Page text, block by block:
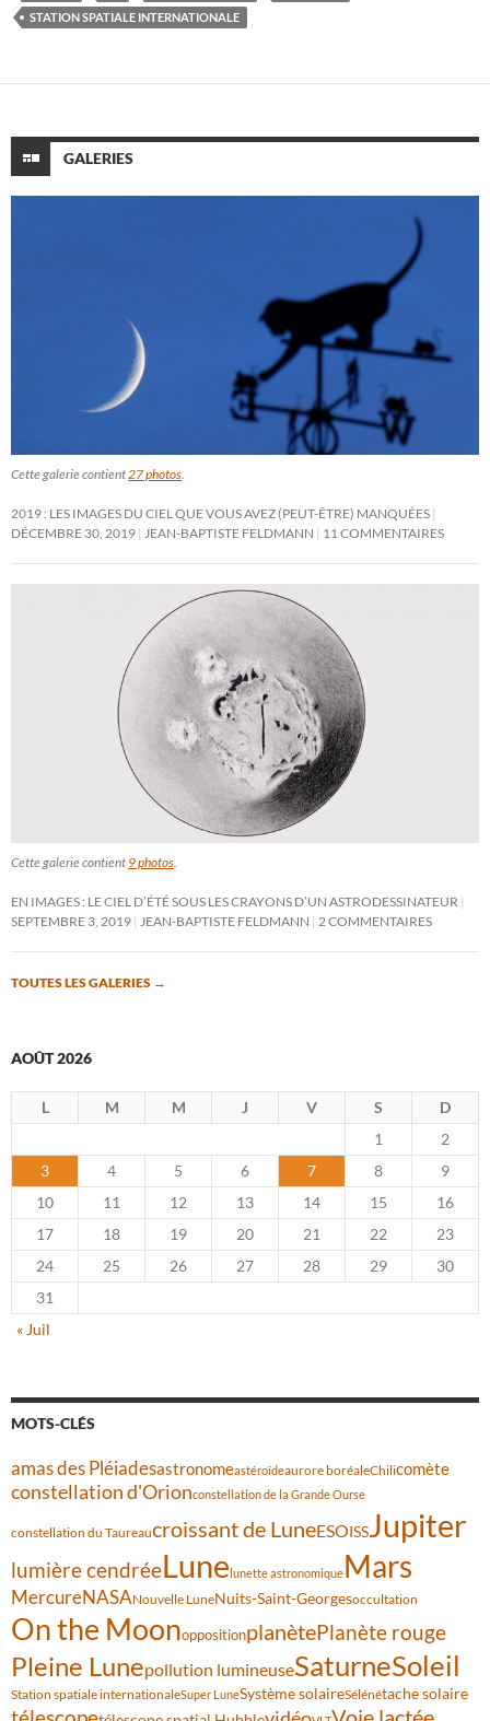
STATION SPATIALE INTERNATIONALE
GALERIES
Cette galerie contient 27 photos
2019 : LES IMAGES DU CIEL QUE VOUS AVEZ (PEUT-ÊTRE) MANQUÉES
DÉCEMBRE 30, 2019
JEAN-BAPTISTE FELDMANN 11 COMMENTAIRES
Cette galerie contient 9 photos
EN IMAGES : LE CIEL D’ÉTÉ SOUS LES CRAYONS D’UN ASTRODESSINATEUR
SEPTEMBRE 3, 2019
JEAN-BAPTISTE FELDMANN 2 COMMENTAIRES
TOUTES LES GALERIES →
AOÛT 2026
L M M J V S
D
1
2
3
4 5 6 7 8
9
10
11 12 13 14 15
16
17
18 19 20 21 22
23
24
25 26 27 28 29
30
31
« Juil
MOTS-CLÉS
amas des Pléiadesastronomeastéroïdeaurore boréaleChilicomète
constellation d'Orionconstellation de la Grande Ourse
constellation du Taureaucroissant de LuneESOISSJupiter
lumière cendréeLunelunette astronomiqueMars
MercureNASANouvelle LuneNuits-Saint-Georgesoccultation
On the MoonoppositionplanètePlanète rouge
Pleine Lunepollution lumineuseSaturneSoleil
Station spatiale internationaleSuper LuneSystème solaireSélénétache solaire